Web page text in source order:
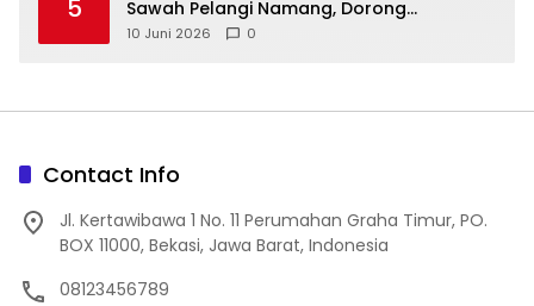
5
Sawah Pelangi Namang, Dorong
10 Juni 2026 0
Contact Info
Jl. Kertawibawa 1 No. 11 Perumahan Graha Timur, PO.
BOX 11000, Bekasi, Jawa Barat, Indonesia
08123456789